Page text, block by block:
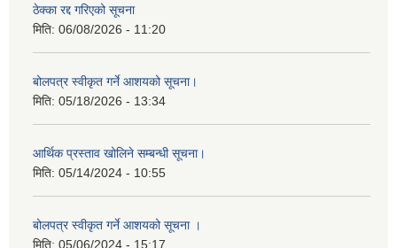
ठेक्का रद्द गरिएको सूचना
मिति: 06/08/2026 - 11:20
बोलपत्र स्वीकृत गर्ने आशयको सूचना।
मिति: 05/18/2026 - 13:34
आर्थिक प्रस्ताव खोलिने सम्बन्धी सूचना।
मिति: 05/14/2024 - 10:55
बोलपत्र स्वीकृत गर्ने आशयको सूचना ।
मिति: 05/06/2024 - 15:17